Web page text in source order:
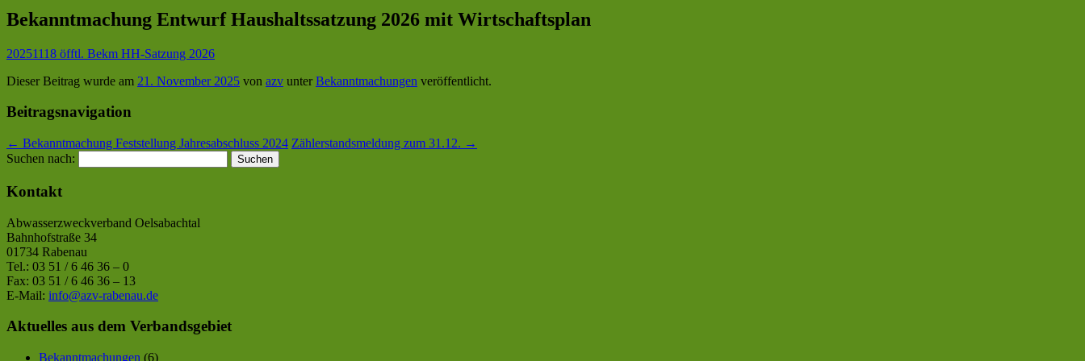
Bekanntmachung Entwurf Haushaltssatzung 2026 mit Wirtschaftsplan
20251118 öfftl. Bekm HH-Satzung 2026
Dieser Beitrag wurde am 21. November 2025 von azv unterBekanntmachungen veröffentlicht.
Beitragsnavigation
← Bekanntmachung Feststellung Jahresabschluss 2024 Zählerstandsmeldung zum 31.12. →
Suchen nach:
Kontakt
Abwasserzweckverband Oelsabachtal
Bahnhofstraße 34
01734 Rabenau
Tel.: 03 51 / 6 46 36 – 0
Fax: 03 51 / 6 46 36 – 13
E-Mail: info@azv-rabenau.de
Aktuelles aus dem Verbandsgebiet
Bekanntmachungen (6)